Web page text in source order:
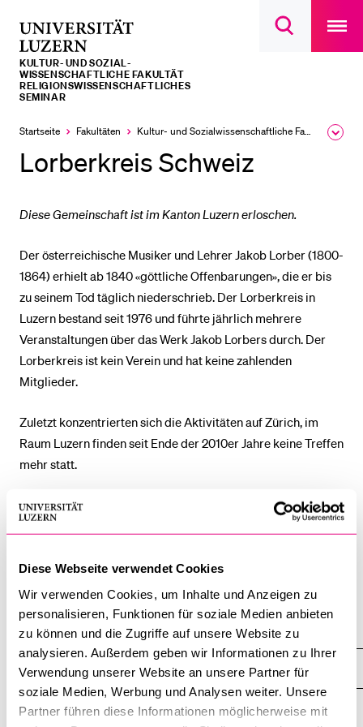
Diese Webseite verwendet Cookies
Wir verwenden Cookies, um Inhalte und Anzeigen zu
personalisieren, Funktionen für soziale Medien anbieten
zu können und die Zugriffe auf unsere Website zu
analysieren. Außerdem geben wir Informationen zu Ihrer
Verwendung unserer Website an unsere Partner für
soziale Medien, Werbung und Analysen weiter. Unsere
Partner führen diese Informationen möglicherweise mit
Suchdialog
main
KULTUR- UND SOZIAL­­­
WISSENSCHAFTLICHE FAKULTÄT
RELIGIONSWISSENSCHAFTLICHES
SEMINAR
Startseite Fakultäten Kultur- und Sozial­­wissenschaftliche Fakultät
Weitere Gruppen und Gemeinschaften
>> Erloschene Gemeinschaften
Übersicht
Lorberkreis Schweiz
Diese Gemeinschaft ist im Kanton Luzern erloschen.
Der österreichische Musiker und Lehrer Jakob Lorber (1800-
1864) erhielt ab 1840 «göttliche Offenbarungen», die er bis
zu seinem Tod täglich niederschrieb. Der Lorberkreis in
Luzern bestand seit 1976 und führte jährlich mehrere
Veranstaltungen über das Werk Jakob Lorbers durch. Der
Lorberkreis ist kein Verein und hat keine zahlenden
Mitglieder.
Zuletzt konzentrierten sich die Aktivitäten auf Zürich, im
Raum Luzern finden seit Ende der 2010er Jahre keine Treffen
mehr statt.
«Religionsvielfalt im Kanton Luzern» (www.unilu.ch/rel-LU) ist
ein Projekt des Religionswissenschaftlichen Seminars der
Letzte Aktualisierung: 20. 10. 2023
LETZTE SUCHEN
Sie haben noch keine Suche getätigt.
Schulklassen und Lehrpersonen
Studien­interessierte
Forschende
Mitarbeitende
Alumni
Stellensuchende
Förderer
Medien
Vorlesungsverzeichnis
Bibliothek
Menuplan Mensa